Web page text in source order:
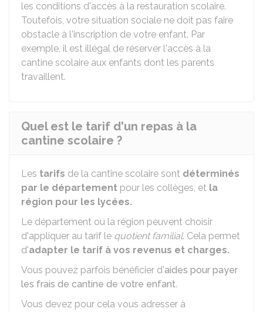
les conditions d'accès à la restauration scolaire.
Toutefois, votre situation sociale ne doit pas faire
obstacle à l'inscription de votre enfant. Par
exemple, il est illégal de réserver l'accès à la
cantine scolaire aux enfants dont les parents
travaillent.
Quel est le tarif d'un repas à la
cantine scolaire ?
Les tarifs de la cantine scolaire sont déterminés
par le département pour les collèges, et la
région pour les lycées.
Le département ou la région peuvent choisir
d'appliquer au tarif le quotient familial. Cela permet
d'adapter le tarif à vos revenus et charges.
Vous pouvez parfois bénéficier d'aides pour payer
les frais de cantine de votre enfant.
Vous devez pour cela vous adresser à